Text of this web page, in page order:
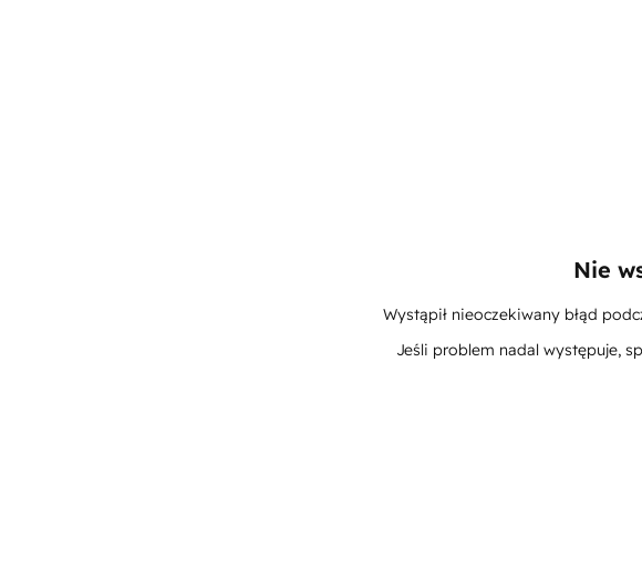
Nie
Wystąpił nieoczekiwany błąd
Jeśli problem nadal występuje,